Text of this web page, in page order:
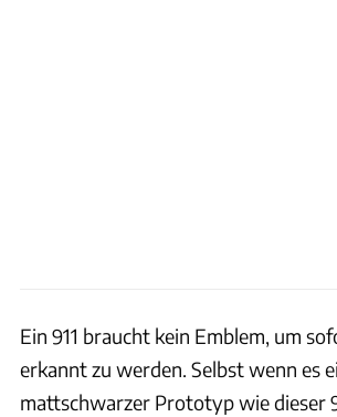
Ein 911 braucht kein Emblem, um
erkannt zu werden. Selbst wenn es
mattschwarzer Prototyp wie dieser